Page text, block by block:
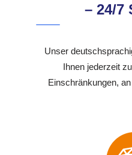
– 24/7
Unser
Ihnen jederzeit
Einschränkungen,